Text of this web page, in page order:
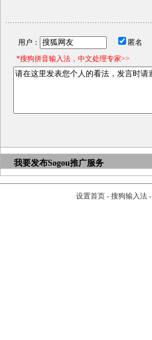
用户： 匿名
*搜狗拼音输入法，中文处理专家>>
我要发布Sogou推广服务
设置首页- 搜狗输入法-